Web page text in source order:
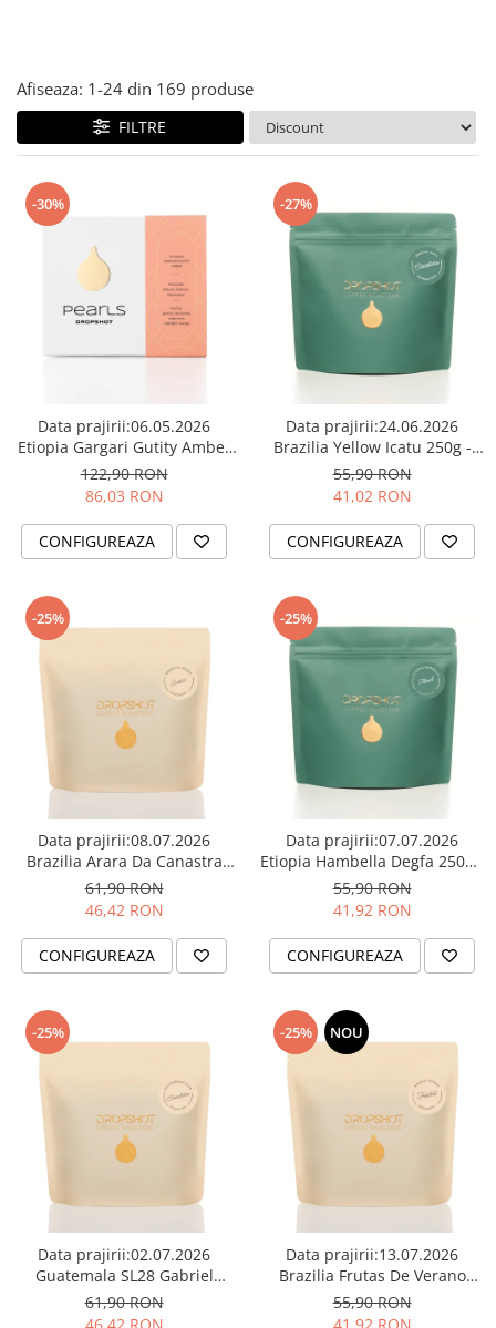
Espressoare Manuale Profesionale
Espressoare Manuale Home/Office
Espressoare Automate Office
Espressoare Automate Home
Prepararea cafelei
Aeropress
Syphon
Aparate automate pentru lapte
Filtrare apa
Rasnite Cafea
Profesionale
Domestice
Domestice Prosumer
Single Dose
Rasnite Manuale
Accesorii Bar
Dripper
Rinser
Latiere
Cești pentru cafea
Distribuitor / Nivelator
Tamping - Statie de tampare
Timer
Server
Cleaning
Cupping
Filtre Hartie
Afiseaza: 1-24 din 169 produse
FILTRE
-30%
Data prajirii:06.05.2026
Etiopia Gargari Gutity Amber
200g - Cafea de specialitate
DROPSHOT
122,90 RON
86,03 RON
CONFIGUREAZA
-27%
Data prajirii:24.06.2026
Brazilia Yellow Icatu 250g -
Cafea de specialitate
DROPSHOT
55,90 RON
41,02 RON
CONFIGUREAZA
-25%
Data prajirii:08.07.2026
Brazilia Arara Da Canastra
250g - Cafea de specialitate
DROPSHOT
61,90 RON
46,42 RON
CONFIGUREAZA
-25%
Data prajirii:07.07.2026
Etiopia Hambella Degfa 250g -
Cafea de specialitate
DROPSHOT
55,90 RON
41,92 RON
CONFIGUREAZA
-25%
Data prajirii:02.07.2026
Guatemala SL28 Gabriel
Ocana 250g - Cafea de
specialitate DROPSHOT
61,90 RON
-25% NOU
Data prajirii:13.07.2026
Brazilia Frutas De Verano
250g - Cafea de specialitate
DROPSHOT
55,90 RON